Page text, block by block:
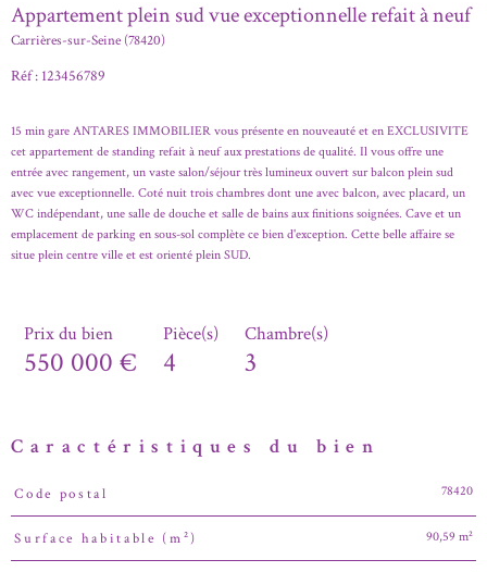
Appartement plein sud vue exceptionnelle refait à neuf
Carrières-sur-Seine (78420)
Réf : 123456789
15 min gare ANTARES IMMOBILIER vous présente en nouveauté et en EXCLUSIVITE
cet appartement de standing refait à neuf aux prestations de qualité. Il vous offre une
entrée avec rangement, un vaste salon/séjour très lumineux ouvert sur balcon plein sud
avec vue exceptionnelle. Coté nuit trois chambres dont une avec balcon, avec placard, un
WC indépendant, une salle de douche et salle de bains aux finitions soignées. Cave et un
emplacement de parking en sous-sol complète ce bien d'exception. Cette belle affaire se
situe plein centre ville et est orienté plein SUD.
Prix du bien
550 000 €
Pièce(s)
4
Chambre(s)
3
Caractéristiques du bien
Caractéristiques Valeurs
Code postal 78420
Surface habitable (m²) 90,59 m²